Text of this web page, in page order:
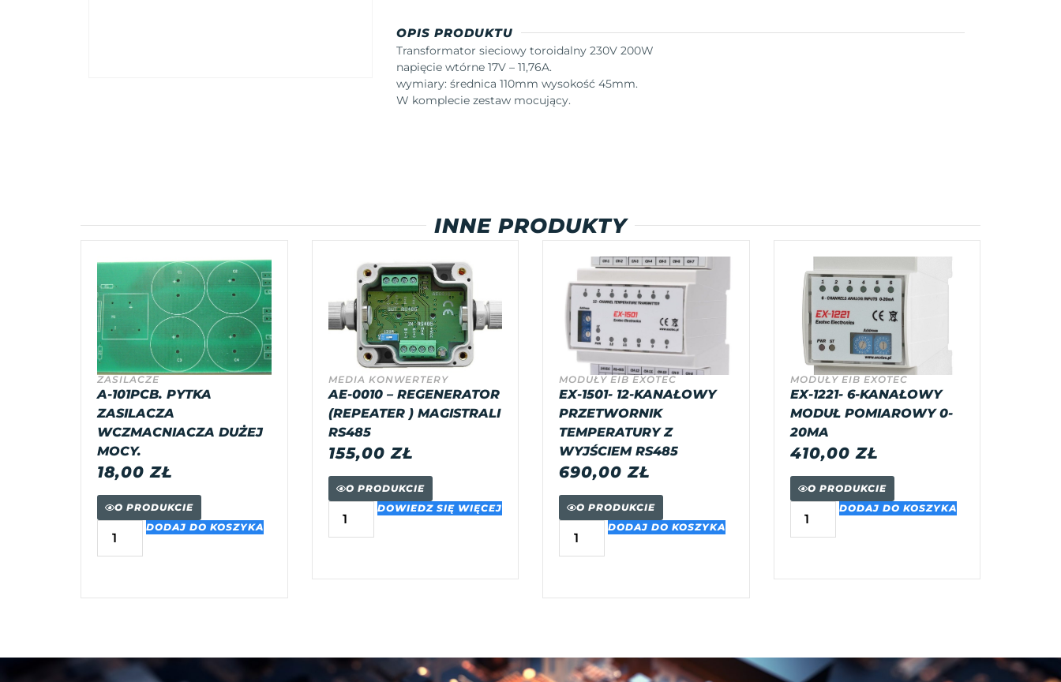
OPIS PRODUKTU
Transformator sieciowy toroidalny 230V 200W
napięcie wtórne 17V – 11,76A.
wymiary: średnica 110mm wysokość 45mm.
W komplecie zestaw mocujący.
INNE PRODUKTY
ZASILACZE
A-101PCB. PYTKA
ZASILACZA
WCZMACNIACZA DUŻEJ
MOCY.
18,00ZŁ
O PRODUKCIE
DODAJ DO KOSZYKA
MEDIA KONWERTERY
AE-0010 – REGENERATOR
(REPEATER ) MAGISTRALI
RS485
155,00ZŁ
O PRODUKCIE
DOWIEDZ SIĘ WIĘCEJ
MODUŁY EIB EXOTEC
EX-1501- 12-KANAŁOWY
PRZETWORNIK
TEMPERATURY Z
WYJŚCIEM RS485
690,00ZŁ
O PRODUKCIE
DODAJ DO KOSZYKA
MODUŁY EIB EXOTEC
EX-1221- 6-KANAŁOWY
MODUŁ POMIAROWY 0-
20MA
410,00ZŁ
O PRODUKCIE
DODAJ DO KOSZYKA